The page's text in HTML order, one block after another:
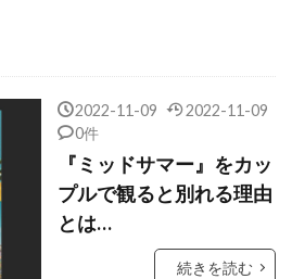
ムズ
ン
ウッド
プロダクションズ
クレア・ギア
クレア・デュヴァル
2022-11-09
2022-11-09
0件
『ミッドサマー』をカッ
プルで観ると別れる理由
とは…
続きを読む